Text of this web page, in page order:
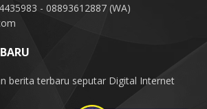
- 08893612887 (WA)
berita terbaru seputar Digital Internet